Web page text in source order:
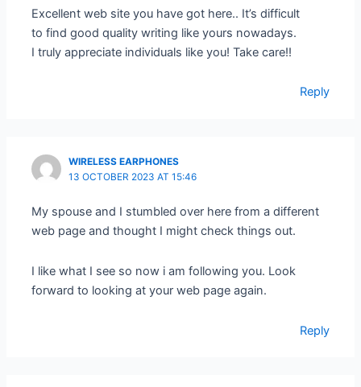
Excellent web site you have got here.. It’s difficult
to find good quality writing like yours nowadays.
I truly appreciate individuals like you! Take care!!
Reply
WIRELESS EARPHONES
13 OCTOBER 2023 AT 15:46
My spouse and I stumbled over here from a different
web page and thought I might check things out.
I like what I see so now i am following you. Look
forward to looking at your web page again.
Reply